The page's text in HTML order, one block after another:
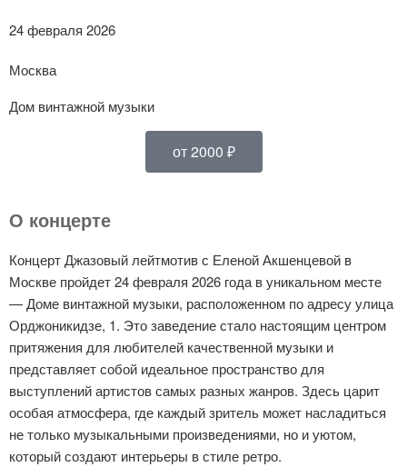
24 февраля 2026
Москва
Дом винтажной музыки
от 2000 ₽
О концерте
Концерт Джазовый лейтмотив с Еленой Акшенцевой в
Москве пройдет 24 февраля 2026 года в уникальном месте
— Доме винтажной музыки, расположенном по адресу улица
Орджоникидзе, 1. Это заведение стало настоящим центром
притяжения для любителей качественной музыки и
представляет собой идеальное пространство для
выступлений артистов самых разных жанров. Здесь царит
особая атмосфера, где каждый зритель может насладиться
не только музыкальными произведениями, но и уютом,
который создают интерьеры в стиле ретро.